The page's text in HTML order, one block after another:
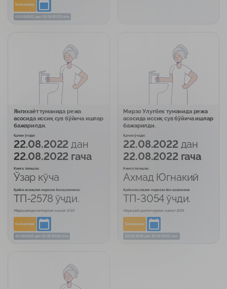
Бажарилди
02.09.2022дан 02.09.2022 гача
Янгихаёт туманида режа
асосида иссиқ сув бўйича ишлар
бажарилди.
Қачон ўчади:
22.08.2022 дан
22.08.2022 гача
Кимга тегишли:
Ўзар кўча
Қайси иссиқлик маркази ёки қозонхона:
ТП-2578 ўчди.
Марказий диспетчерлик хизмат 1055
Бажарилди
22.08.2022дан 22.08.2022 гача
Мирзо Улуғбек туманида режа
асосида иссиқ сув бўйича ишлар
бажарилди.
Қачон ўчади:
22.08.2022 дан
22.08.2022 гача
Кимга тегишли:
Ахмад Югнакий
Қайси иссиқлик маркази ёки қозонхона:
ТП-3054 ўчди.
Марказий диспетчерлик хизмат 1055
Бажарилди
22.08.2022 дан 22.08.2022 гача